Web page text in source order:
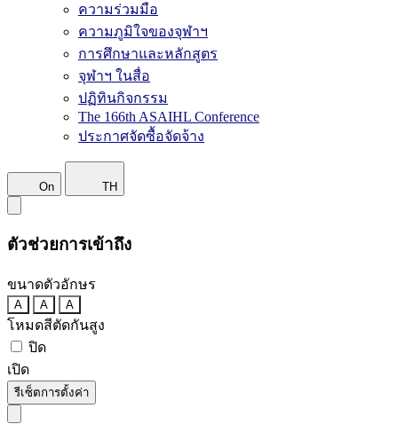
ความร่วมมือ
ความภูมิใจของจุฬาฯ
การศึกษาและหลักสูตร
จุฬาฯ ในสื่อ
ปฏิทินกิจกรรม
The 166th ASAIHL Conference
ประกาศจัดซื้อจัดจ้าง
On TH
ตัวช่วยการเข้าถึง
ขนาดตัวอักษร
A A A
โหมดสีตัดกันสูง
ปิด
เปิด
รีเซ็ตการตั้งค่า